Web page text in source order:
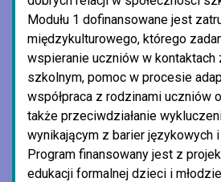
Modułu 1 dofinansowane jest
międzykulturowego, którego
wspieranie uczniów w
szkolnym, pomoc w procesie
współpraca z rodzinami uczniów
także przeciwdziałanie
wynikającym z barier językowych
Program finansowany jest z
edukacji formalnej dzieci i